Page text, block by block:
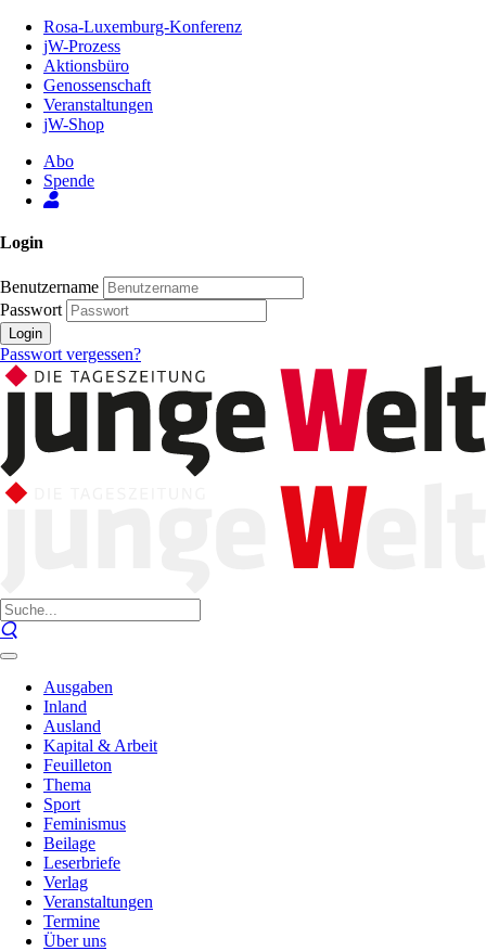
Inhalt
Seite
Rosa-Luxemburg-Konferenz
jW-Prozess
Aktionsbüro
Genossenschaft
Veranstaltungen
jW-Shop
Abo
Spende
Login
Benutzername
Passwort
Login
Passwort vergessen?
Ausgaben
Inland
Ausland
Kapital & Arbeit
Feuilleton
Thema
Sport
Feminismus
Beilage
Leserbriefe
Verlag
Veranstaltungen
Termine
Über uns